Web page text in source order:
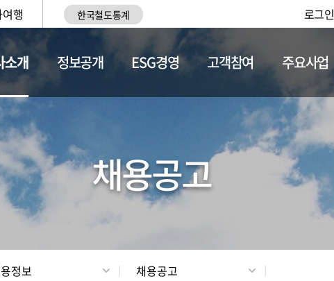
행 한국철도통계 로그인
소개
채용정보
정보공개 ESG경영 고객참여 주요사업
채용공고
정보 채용공고